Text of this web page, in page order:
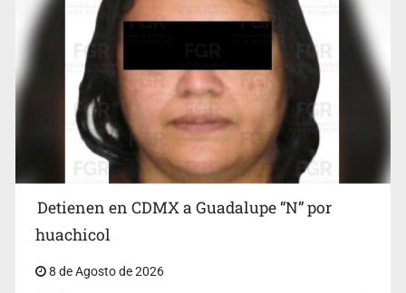
Ciclosporiasis no representa un riesgo epidemiológico
masivo
Detienen en CDMX a Guadalupe “N” por
huachicol
8 de Agosto de 2026